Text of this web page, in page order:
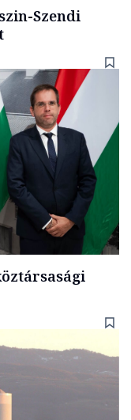
Szendi